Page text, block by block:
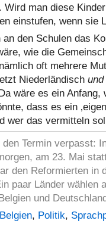
Wird man diese
einstufen, wenn sie
den Schulen das
wie die
oft mehrere
Niederländisch und
wäre es ein
dass es ein
wer das vermitteln
Termin verpasst:
am 23. Mai
den Reformierten in
paar Länder wählen
und
Belgien, Politik,